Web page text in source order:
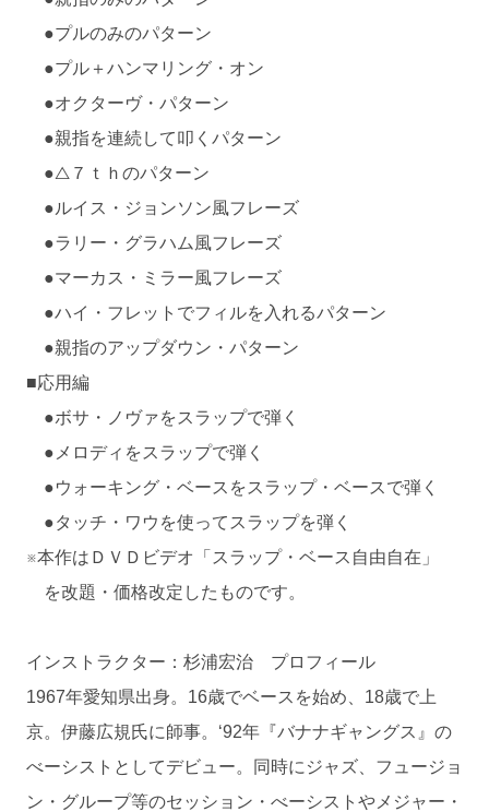
●プルのみのパターン
●プル＋ハンマリング・オン
●オクターヴ・パターン
●親指を連続して叩くパターン
●△７ｔｈのパターン
●ルイス・ジョンソン風フレーズ
●ラリー・グラハム風フレーズ
●マーカス・ミラー風フレーズ
●ハイ・フレットでフィルを入れるパターン
●親指のアップダウン・パターン
■応用編
●ボサ・ノヴァをスラップで弾く
●メロディをスラップで弾く
●ウォーキング・ベースをスラップ・ベースで弾く
●タッチ・ワウを使ってスラップを弾く
※本作はＤＶＤビデオ「スラップ・ベース自由自在」
を改題・価格改定したものです。
インストラクター：杉浦宏治 プロフィール
1967年愛知県出身。16歳でベースを始め、18歳で上
京。伊藤広規氏に師事。‘92年『バナナギャングス』の
べーシストとしてデビュー。同時にジャズ、フュージョ
ン・グループ等のセッション・べーシストやメジャー・